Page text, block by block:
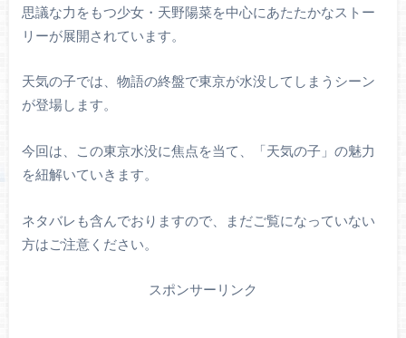
思議な力をもつ少女・天野陽菜を中心にあたたかなストー
リーが展開されています。
天気の子では、物語の終盤で東京が水没してしまうシーン
が登場します。
今回は、この東京水没に焦点を当て、「天気の子」の魅力
を紐解いていきます。
ネタバレも含んでおりますので、まだご覧になっていない
方はご注意ください。
スポンサーリンク